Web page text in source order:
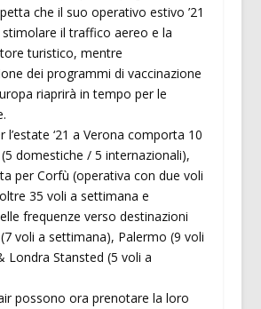
che il suo operativo estivo ’21
il traffico aereo e la
turistico, mentre
dei programmi di vaccinazione
riaprirà in tempo per le
l’estate ‘21 a Verona comporta 10
domestiche / 5 internazionali),
per Corfù (operativa con due voli
35 voli a settimana e
frequenze verso destinazioni
voli a settimana), Palermo (9 voli
Londra Stansted (5 voli a
possono ora prenotare la loro